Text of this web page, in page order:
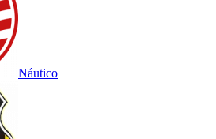
Náutico